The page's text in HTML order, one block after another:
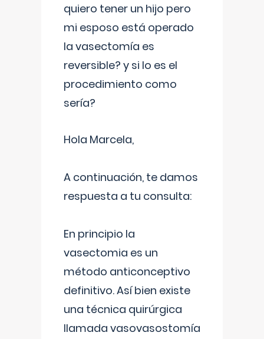
quiero tener un hijo pero
mi esposo está operado
la vasectomía es
reversible? y si lo es el
procedimiento como
sería?
Hola Marcela,
A continuación, te damos
respuesta a tu consulta:
En principio la
vasectomia es un
método anticonceptivo
definitivo. Así bien existe
una técnica quirúrgica
llamada vasovasostomía